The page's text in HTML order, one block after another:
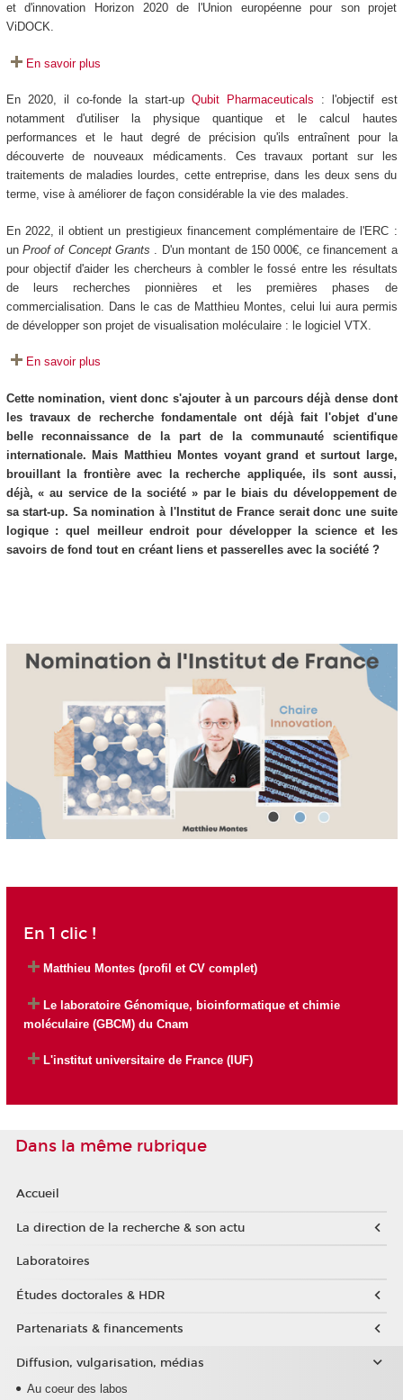
et d'innovation Horizon 2020 de l'Union européenne pour son projet
ViDOCK.
En savoir plus
En 2020, il co-fonde la start-up Qubit Pharmaceuticals : l'objectif est
notamment d'utiliser la physique quantique et le calcul hautes
performances et le haut degré de précision qu'ils entraînent pour la
découverte de nouveaux médicaments. Ces travaux portant sur les
traitements de maladies lourdes, cette entreprise, dans les deux sens du
terme, vise à améliorer de façon considérable la vie des malades.
En 2022, il obtient un prestigieux financement complémentaire de l'ERC :
un Proof of Concept Grants . D'un montant de 150 000€, ce financement a
pour objectif d'aider les chercheurs à combler le fossé entre les résultats
de leurs recherches pionnières et les premières phases de
commercialisation. Dans le cas de Matthieu Montes, celui lui aura permis
de développer son projet de visualisation moléculaire : le logiciel VTX.
En savoir plus
Cette nomination, vient donc s'ajouter à un parcours déjà dense dont
les travaux de recherche fondamentale ont déjà fait l'objet d'une
belle reconnaissance de la part de la communauté scientifique
internationale. Mais Matthieu Montes voyant grand et surtout large,
brouillant la frontière avec la recherche appliquée, ils sont aussi,
déjà, « au service de la société » par le biais du développement de
sastart-up. Sa nomination à l'Institut de France serait donc une suite
logique : quel meilleur endroit pour développer la science et les
savoirs de fond tout en créant liens et passerelles avec la société ?
En 1 clic !
Matthieu Montes (profil et CV complet)
Le laboratoire Génomique, bioinformatique et chimie
moléculaire (GBCM) du Cnam
L'institut universitaire de France (IUF)
Dans la même rubrique
Accueil
La direction de la recherche & son actu
Laboratoires
Études doctorales & HDR
Partenariats & financements
Diffusion, vulgarisation, médias
Au coeur des labos